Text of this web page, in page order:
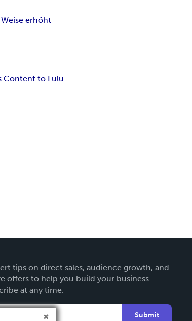
erhöht
Content to Lulu
tips on direct sales, audience growth, and
offers to help you build your business.
at any time.
Submit